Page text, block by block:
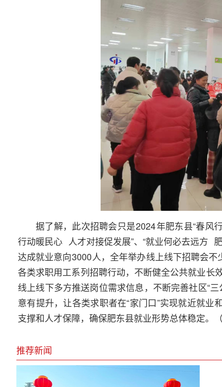
据了解，此次招聘会只是2024年肥东县“春风
行动暖民心 人才对接促发展”、“就业何必去远方
达成就业意向3000人，全年举办线上线下招聘会不
各类求职用工系列招聘行动，不断健全公共就业长
线上线下多方推送岗位需求信息，不断完善社区“
意有提升，让各类求职者在“家门口”实现就近就
支撑和人才保障，确保肥东县就业形势总体稳定。
推荐新闻